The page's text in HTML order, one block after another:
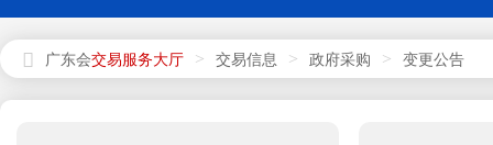
广东会 > 交易信息 > 政府采购 > 变更公告